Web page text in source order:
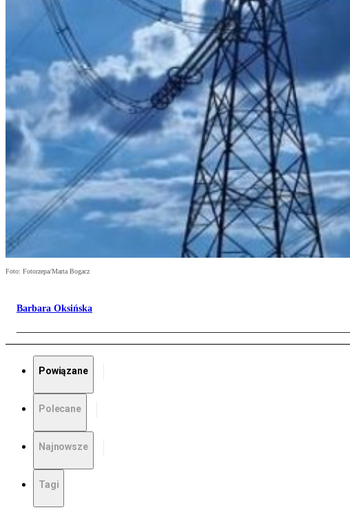
Foto: Fotorzepa/Marta Bogacz
Barbara Oksińska
Powiązane
Polecane
Najnowsze
Tagi